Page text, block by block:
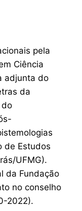
pela
Ciência
adjunta do
da
do
de Estudos
UFMG).
da Fundação
no conselho
2022).